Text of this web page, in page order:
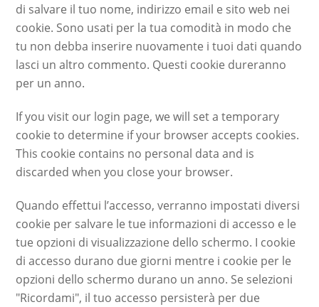
di salvare il tuo nome, indirizzo email e sito web nei
cookie. Sono usati per la tua comodità in modo che
tu non debba inserire nuovamente i tuoi dati quando
lasci un altro commento. Questi cookie dureranno
per un anno.
If you visit our login page, we will set a temporary
cookie to determine if your browser accepts cookies.
This cookie contains no personal data and is
discarded when you close your browser.
Quando effettui l’accesso, verranno impostati diversi
cookie per salvare le tue informazioni di accesso e le
tue opzioni di visualizzazione dello schermo. I cookie
di accesso durano due giorni mentre i cookie per le
opzioni dello schermo durano un anno. Se selezioni
"Ricordami", il tuo accesso persisterà per due